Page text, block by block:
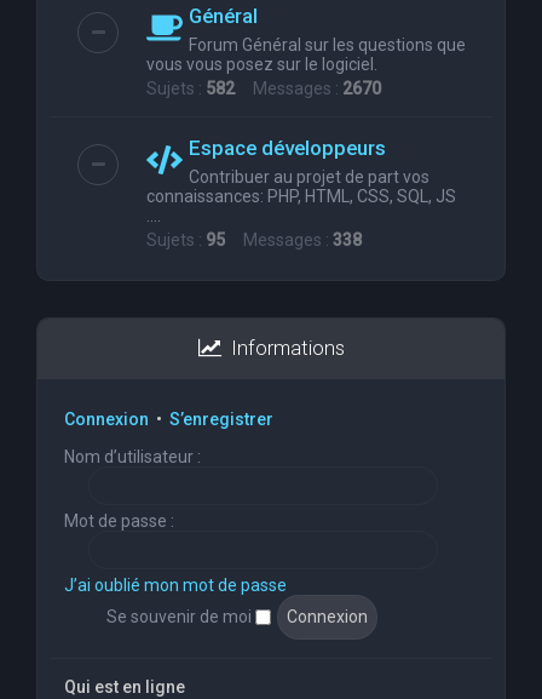
Général
Forum Général sur les questions que
vous vous posez sur le logiciel.
Sujets : 582Messages : 2670
Espace développeurs
Contribuer au projet de part vos
connaissances: PHP, HTML, CSS, SQL, JS
....
Sujets : 95 Messages : 338
Informations
Connexion • S’enregistrer
Nom d’utilisateur :
Mot de passe :
J’ai oublié mon mot de passe
Se souvenir de moi
Qui est en ligne